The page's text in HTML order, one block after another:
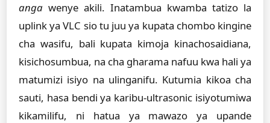
anga wenye akili. Inatambua kwamba tatizo la
uplink ya VLC sio tu juu ya kupata chombo kingine
cha wasifu, bali kupata kimoja kinachosaidiana,
kisichosumbua, na cha gharama nafuu kwa hali ya
matumizi isiyo na ulinganifu. Kutumia kikoa cha
sauti, hasa bendi ya karibu-ultrasonic isiyotumiwa
kikamilifu, ni hatua ya mawazo ya upande